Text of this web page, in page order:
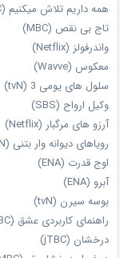
همه داریم تلاش میکنیم (jTBC)
تاج بی‌ نقص (MBC)
واندرفولز (Netflix)
معکوس (Wavve)
سلول های یومی 3 (tvN)
وکیل ارواح (SBS)
آرزو های مرگبار (Netflix)
رویاهای دیوانه‌ وار بتنی (tvN)
اوج قدرت (ENA)
آبرو (ENA)
بوسه سیرن (tvN)
راهنمای کاربردی عشق (jTBC)
درخشان (jTBC)